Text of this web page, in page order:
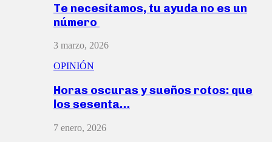
Te necesitamos, tu ayuda no es un
número
3 marzo, 2026
OPINIÓN
Horas oscuras y sueños rotos: que
los sesenta…
7 enero, 2026